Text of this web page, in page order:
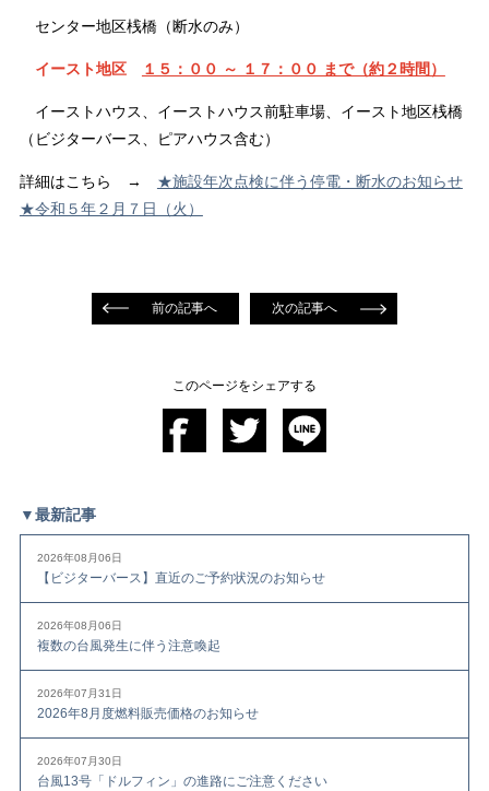
センター地区桟橋（断水のみ）
イースト地区 １５：００ ～ １７：００ まで（約２時間）
イーストハウス、イーストハウス前駐車場、イースト地区桟橋
（ビジターバース、ピアハウス含む）
詳細はこちら → ★施設年次点検に伴う停電・断水のお知らせ
★令和５年２月７日（火）
前の記事へ 次の記事へ
このページをシェアする
▼最新記事
2026年08月06日
【ビジターバース】直近のご予約状況のお知らせ
2026年08月06日
複数の台風発生に伴う注意喚起
2026年07月31日
2026年8月度燃料販売価格のお知らせ
2026年07月30日
台風13号「ドルフィン」の進路にご注意ください